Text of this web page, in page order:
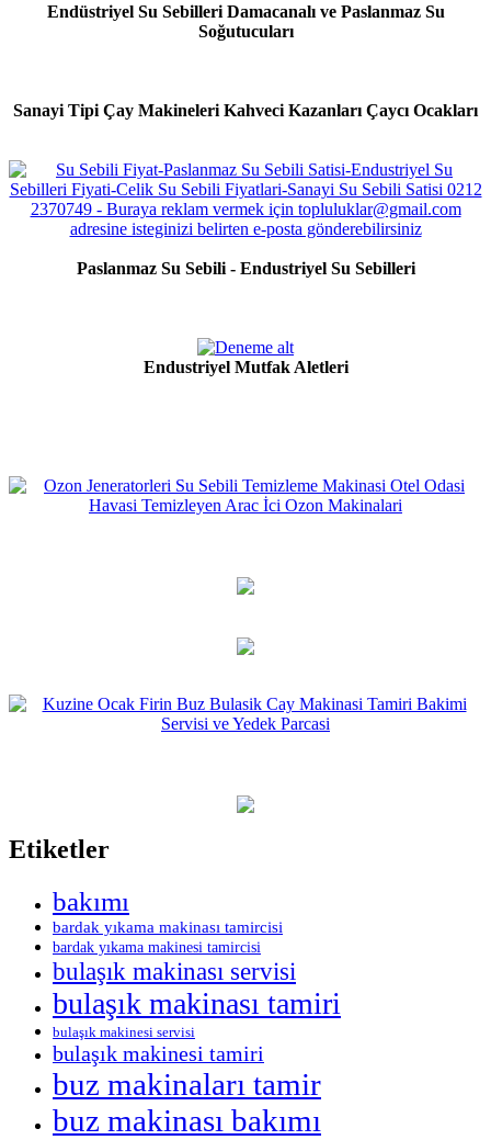
Endüstriyel Su Sebilleri Damacanalı ve Paslanmaz Su
Soğutucuları
Sanayi Tipi Çay Makineleri Kahveci Kazanları Çaycı Ocakları
Paslanmaz Su Sebili - Endustriyel Su Sebilleri
Endustriyel Mutfak Aletleri
Etiketler
bakımı
bardak yıkama makinası tamircisi
bardak yıkama makinesi tamircisi
bulaşık makinası servisi
bulaşık makinası tamiri
bulaşık makinesi servisi
bulaşık makinesi tamiri
buz makinaları tamir
buz makinası bakımı